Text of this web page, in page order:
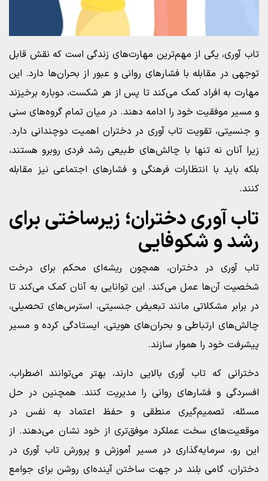
تاب آوری، یکی از مهم‌ترین مهارت‌های زندگی است که نقش قابل
توجهی در مقابله با فشارهای روانی و عبور از بحران‌ها دارد. این
مهارت به افراد کمک می‌کند تا پس از هر شکست، دوباره برخیزند
و مسیر موفقیت خود را ادامه دهند. در میان تمام گروه‌های سنی
و جنسیتی، تقویت تاب آوری در دختران اهمیت دوچندانی دارد.
زیرا آنان نه تنها با چالش‌های طبیعی رشد فردی روبرو هستند،
بلکه باید با انتظارات فرهنگی و فشارهای اجتماعی نیز مقابله
کنند.
تاب آوری دختران؛ زیرساختی برای
رشد و شکوفایی
تاب آوری در دختران، همچون ریشه‌ای محکم برای درخت
شخصیت آن‌ها عمل می‌کند. این توانایی به آنان کمک می‌کند تا
در برابر مشکلاتی مانند تبعیض جنسیتی، استرس‌های تحصیلی،
چالش‌های ارتباطی و بحران‌های هویتی، ایستادگی کرده و مسیر
پیشرفت خود را هموار سازند.
دخترانی که تاب آوری بالایی دارند، بهتر می‌توانند اضطراب،
افسردگی و فشارهای روانی را مدیریت کنند. همچنین در حل
مسئله، تصمیم‌گیری منطقی و حفظ اعتماد به نفس در
موقعیت‌های سخت عملکرد موفق‌تری از خود نشان می‌دهند. از
این رو، سرمایه‌گذاری در مسیر آموزش و پرورش تاب آوری در
دختران، گامی بلند در جهت ساختن آینده‌ای روشن برای جوامع